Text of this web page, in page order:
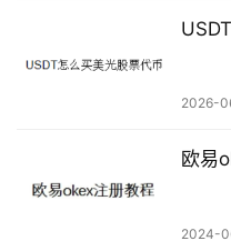
2026-
欧易
2024-